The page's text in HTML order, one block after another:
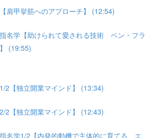
肩甲挙筋へのアプローチ】 (12:54)
名学【助けられて愛される技術 ベン・フラ
(19:55)
2【独立開業マインド】 (13:34)
2【独立開業マインド】 (12:43)
名学1/2【内発的動機で主体的に育てる エ